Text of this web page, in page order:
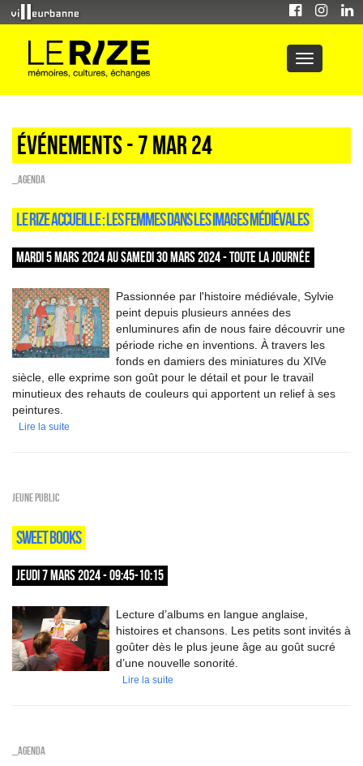
Événements - 7 Mar 24
_Agenda
LE RIZE ACCUEILLE : LES FEMMES DANS LES IMAGES MÉDIÉVALES
MARDI 5 MARS 2024 AU SAMEDI 30 MARS 2024 - TOUTE LA JOURNÉE
Passionnée par l'histoire médiévale, Sylvie
peint depuis plusieurs années des
enluminures afin de nous faire découvrir une
période riche en inventions. À travers les
fonds en damiers des miniatures du XIVe
siècle, elle exprime son goût pour le détail et pour le travail
minutieux des rehauts de couleurs qui apportent un relief à ses
peintures.
Lire la suite
Jeune public
SWEET BOOKS
JEUDI 7 MARS 2024 - 09:45-10:15
Lecture d’albums en langue anglaise,
histoires et chansons. Les petits sont invités à
goûter dès le plus jeune âge au goût sucré
d’une nouvelle sonorité.
Lire la suite
_Agenda